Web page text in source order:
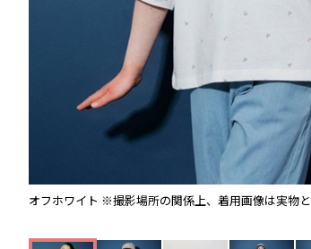
オフホワイト ※撮影場所の関係上、着用画像は実物と